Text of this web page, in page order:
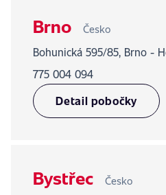
Brno Česko
Bohunická 595/85, Brno -
775 004 094
Detail pobočky
Bystřec Česko